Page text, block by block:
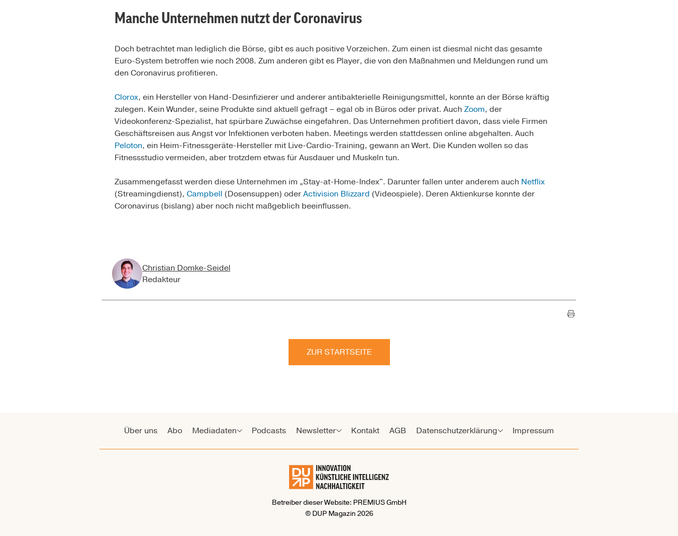
Manche Unternehmen nutzt der Coronavirus
Doch betrachtet man lediglich die Börse, gibt es auch positive Vorzeichen. Zum einen ist diesmal nicht das gesamte
Euro-System betroffen wie noch 2008. Zum anderen gibt es Player, die von den Maßnahmen und Meldungen rund um
den Coronavirus profitieren.
Clorox, ein Hersteller von Hand-Desinfizierer und anderer antibakterielle Reinigungsmittel, konnte an der Börse kräftig
zulegen. Kein Wunder, seine Produkte sind aktuell gefragt – egal ob in Büros oder privat. Auch Zoom, der
Videokonferenz-Spezialist, hat spürbare Zuwächse eingefahren. Das Unternehmen profitiert davon, dass viele Firmen
Geschäftsreisen aus Angst vor Infektionen verboten haben. Meetings werden stattdessen online abgehalten. Auch
Peloton, ein Heim-Fitnessgeräte-Hersteller mit Live-Cardio-Training, gewann an Wert. Die Kunden wollen so das
Fitnessstudio vermeiden, aber trotzdem etwas für Ausdauer und Muskeln tun.
Zusammengefasst werden diese Unternehmen im „Stay-at-Home-Index". Darunter fallen unter anderem auch Netflix
(Streamingdienst), Campbell (Dosensuppen) oderActivision Blizzard (Videospiele). Deren Aktienkurse konnte der
Coronavirus (bislang) aber noch nicht maßgeblich beeinflussen.
Christian Domke-Seidel
Redakteur
ZUR STARTSEITE
Über uns Abo Mediadaten Podcasts Newsletter Kontakt AGB Datenschutzerklärung Impressum
Betreiber dieser Website: PREMIUS GmbH
© DUP Magazin 2026